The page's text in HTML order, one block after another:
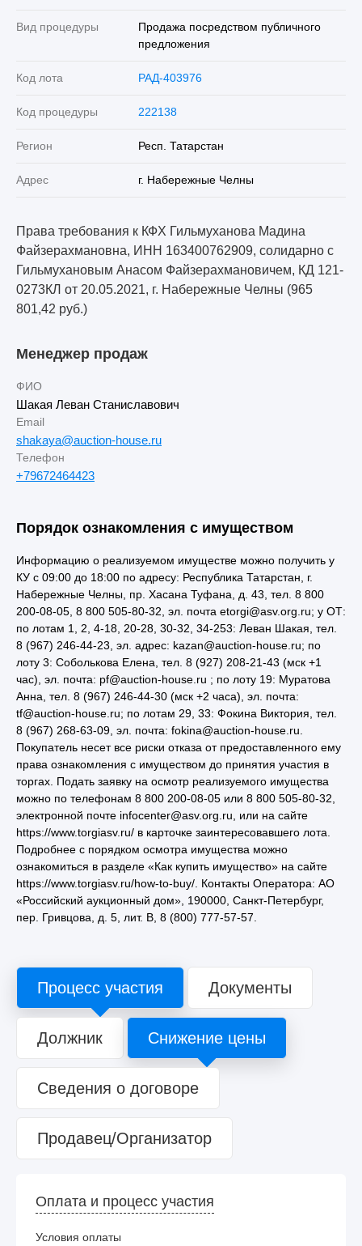
Вид процедуры
Продажа посредством публичного
предложения
Код лота РАД-403976
Код процедуры 222138
Регион Респ. Татарстан
Адрес г. Набережные Челны
Права требования к КФХ Гильмуханова Мадина
Файзерахмановна, ИНН 163400762909, солидарно с
Гильмухановым Анасом Файзерахмановичем, КД 121-
0273КЛ от 20.05.2021, г. Набережные Челны (965
801,42 руб.)
Менеджер продаж
ФИО
Шакая Леван Станиславович
Email
shakaya@auction-house.ru
Телефон
+79672464423
Порядок ознакомления с имуществом
Информацию о реализуемом имуществе можно получить у
КУ с 09:00 до 18:00 по адресу: Республика Татарстан, г.
Набережные Челны, пр. Хасана Туфана, д. 43, тел. 8 800
200-08-05, 8 800 505-80-32, эл. почта etorgi@asv.org.ru; у ОТ:
по лотам 1, 2, 4-18, 20-28, 30-32, 34-253: Леван Шакая, тел.
8 (967) 246-44-23, эл. адрес: kazan@auction-house.ru; по
лоту 3: Соболькова Елена, тел. 8 (927) 208-21-43 (мск +1
час), эл. почта: pf@auction-house.ru ; по лоту 19: Муратова
Анна, тел. 8 (967) 246-44-30 (мск +2 часа), эл. почта:
tf@auction-house.ru; по лотам 29, 33: Фокина Виктория, тел.
8 (967) 268-63-09, эл. почта: fokina@auction-house.ru.
Покупатель несет все риски отказа от предоставленного ему
права ознакомления с имуществом до принятия участия в
торгах. Подать заявку на осмотр реализуемого имущества
можно по телефонам 8 800 200-08-05 или 8 800 505-80-32,
электронной почте infocenter@asv.org.ru, или на сайте
https://www.torgiasv.ru/ в карточке заинтересовавшего лота.
Подробнее с порядком осмотра имущества можно
ознакомиться в разделе «Как купить имущество» на сайте
https://www.torgiasv.ru/how-to-buy/. Контакты Оператора: АО
«Российский аукционный дом», 190000, Санкт-Петербург,
пер. Гривцова, д. 5, лит. В, 8 (800) 777-57-57.
Процесс участия Документы
Должник Снижение цены
Сведения о договоре
Продавец/Организатор
Оплата и процесс участия
Условия оплаты